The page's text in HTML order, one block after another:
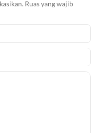
Ruas yang wajib